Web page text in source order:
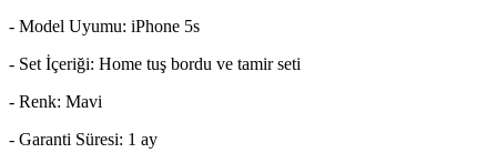
- Model Uyumu: iPhone 5s
- Set İçeriği: Home tuş bordu ve tamir seti
- Renk: Mavi
- Garanti Süresi: 1 ay